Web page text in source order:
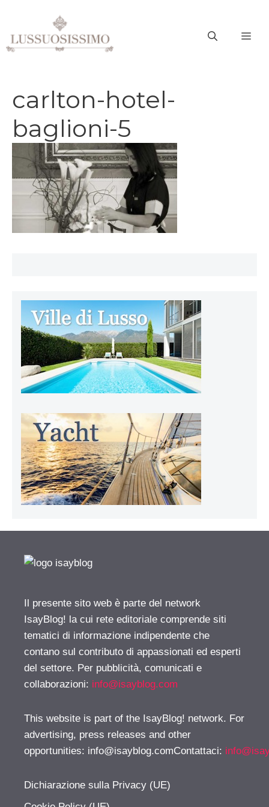
contenuto
carlton-hotel-
baglioni-5
Il presente sito web è parte del network
IsayBlog! la cui rete editoriale comprende siti
tematici di informazione indipendente che
contano sul contributo di appassionati ed esperti
del settore. Per pubblicità, comunicati e
collaborazioni: info@isayblog.com
This website is part of the IsayBlog! network. For
advertising, press releases and other
opportunities: info@isayblog.comContattaci:
Dichiarazione sulla Privacy (UE)